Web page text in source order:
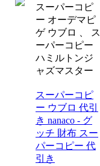
スーパーコピ
ー オーデマピ
ゲ ウブロ 、 ス
ーパーコピー
ハミルトンジ
ャズマスター
スーパーコピ
ー ウブロ 代引
き nanaco - グ
ッチ 財布 スー
パーコピー 代
引き